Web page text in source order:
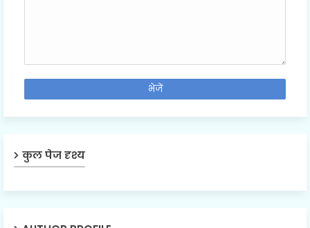
कुल पेज दृश्य